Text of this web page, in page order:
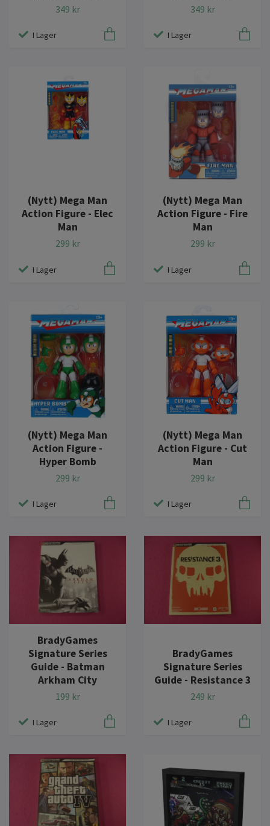
349 kr
I Lager
349 kr
I Lager
(Nytt) Mega Man
Action Figure - Elec
Man
299 kr
I Lager
(Nytt) Mega Man
Action Figure - Fire
Man
299 kr
I Lager
(Nytt) Mega Man
Action Figure -
Hyper Bomb
299 kr
I Lager
(Nytt) Mega Man
Action Figure - Cut
Man
299 kr
I Lager
BradyGames
Signature Series
Guide - Batman
Arkham City
199 kr
I Lager
BradyGames
Signature Series
Guide - Resistance 3
249 kr
I Lager